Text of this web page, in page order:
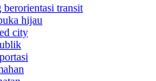
transit
hijau
city